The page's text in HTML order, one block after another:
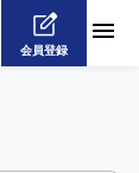
会員登録